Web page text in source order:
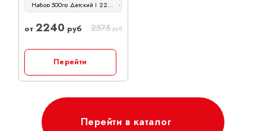
Набор 500гр Детский | 2240 руб
от 2240 руб 2575 руб
Перейти
Перейти в каталог